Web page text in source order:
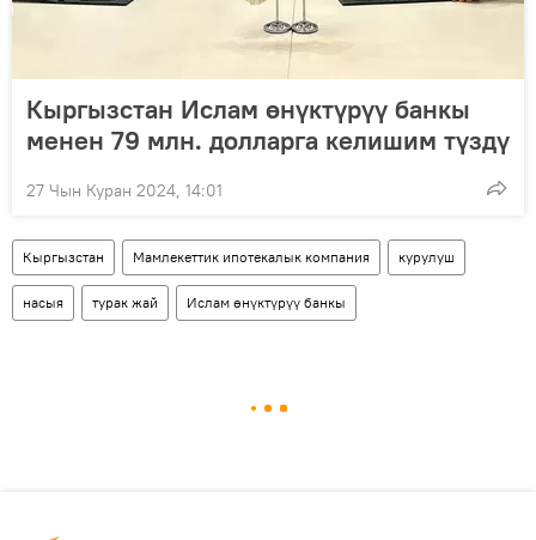
Кыргызстан Ислам өнүктүрүү банкы
менен 79 млн. долларга келишим түздү
27 Чын Куран 2024, 14:01
Кыргызстан Мамлекеттик ипотекалык компания курулуш
насыя турак жай Ислам өнүктүрүү банкы